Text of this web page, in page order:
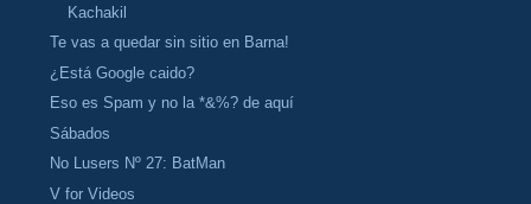
Kachakil
Te vas a quedar sin sitio en Barna!
¿Está Google caido?
Eso es Spam y no la *&%? de aquí
Sábados
No Lusers Nº 27: BatMan
V for Videos